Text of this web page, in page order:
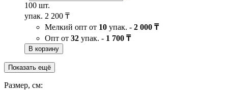
100 шт.
упак. 2 200 ₸
Мелкий опт от 10 упак. - 2 000 ₸
Опт от 32 упак. - 1 700 ₸
В корзину
Показать ещё
Размер, см: